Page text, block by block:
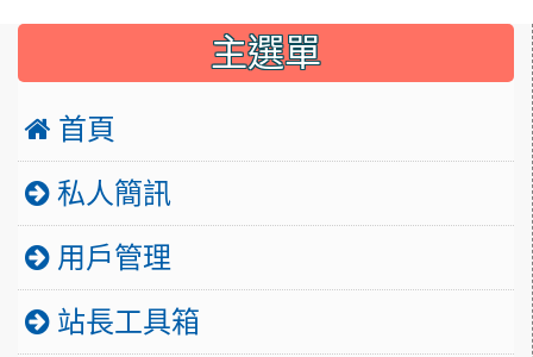
::: 主選單
 首頁
私人簡訊
用戶管理
站長工具箱